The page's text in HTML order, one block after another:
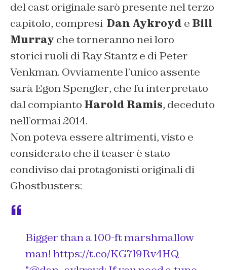
del cast originale sarò presente nel terzo
capitolo, compresi Dan Aykroyd e Bill
Murray che torneranno nei loro
storici ruoli diRay Stantz e di Peter
Venkman. Ovviamente l’unico assente
saràEgon Spengler, che fu interpretato
dal compianto Harold Ramis, deceduto
nell’ormai 2014.
Non poteva essere altrimenti, visto e
considerato che il teaser è stato
condiviso dai protagonisti originali di
Ghostbusters:
Bigger than a 100-ft marshmallow
man! https://t.co/KG7l9Rv4HQ